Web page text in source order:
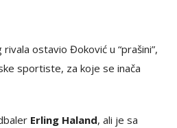
ostavio Đoković u “prašini”,
sportiste, za koje se inača
Erling Haland, ali je sa